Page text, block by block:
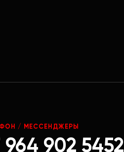
/ МЕССЕНДЖЕРЫ
964 902 5452